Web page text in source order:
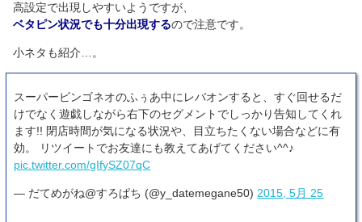
高設定で出現しやすいようですが、
ベタピン状況でも十分出現するので注意です。
小ネタも紹介…。
スーパービンゴネオのふぅあ中にレバオンすると、すぐ回せるだ
けでなく遊戯しながら右下のセグメントでしっかり告知してくれ
ます!! 閉店時間が気になる状況や、目立ちたくない場合などに有
効。 リツイートでお友達にも教えてあげてください^^♪
pic.twitter.com/gIfySZ07qC
— だてめがね@すろぱち (@y_datemegane50)2015, 5月 25